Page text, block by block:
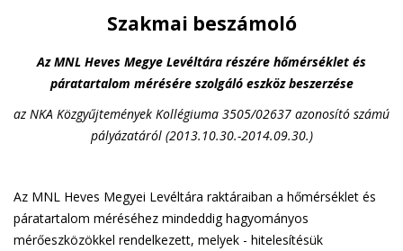
Szakmai beszámoló
Az MNL Heves Megye Levéltára részére hőmérséklet és
páratartalom mérésére szolgáló eszköz beszerzése
az NKA Közgyűjtemények Kollégiuma 3505/02637 azonosító számú
pályázatáról (2013.10.30.-2014.09.30.)
Az MNL Heves Megyei Levéltára raktáraiban a hőmérséklet és
páratartalom méréséhez mindeddig hagyományos
mérőeszközökkel rendelkezett, melyek - hitelesítésük